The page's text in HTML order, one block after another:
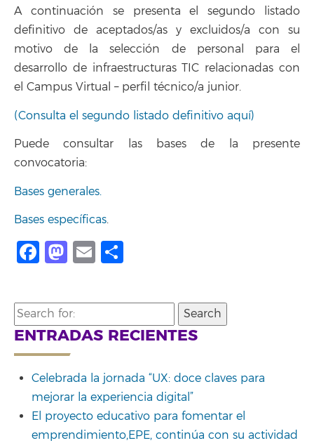
A continuación se presenta el segundo listado
definitivo de aceptados/as y excluidos/a con su
motivo de la selección de personal para el
desarrollo de infraestructuras TIC relacionadas con
el Campus Virtual – perfil técnico/a junior.
(Consulta el segundo listado definitivo aquí)
Puede consultar las bases de la presente
convocatoria:
Bases generales.
Bases específicas.
Facebook
Mastodon
Email
Search
for:
ENTRADAS RECIENTES
Celebrada la jornada “UX: doce claves para
mejorar la experiencia digital”
El proyecto educativo para fomentar el
emprendimiento,EPE, continúa con su actividad